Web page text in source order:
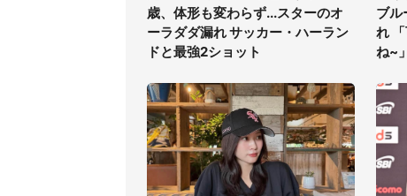
歳、体形も変わらず...スターのオ
ーラダダ漏れ サッカー・ハーラン
ドと最強2ショット
ブル
れ
ね~」